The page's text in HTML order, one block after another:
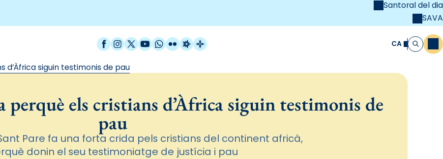
Santoral del dia
SAVA
Facebook
Instagram
X / Twitter
YouTube
WhatsApp
FlickrRadio Estel
Catalunya Cristiana CA Cerca
d’Àfrica siguin testimonis de pau
perquè els cristians d’Àfrica siguin testimonis de
pau
Pare fa una forta crida pels cristians del continent africà,
donin el seu testimoniatge de justícia i pau